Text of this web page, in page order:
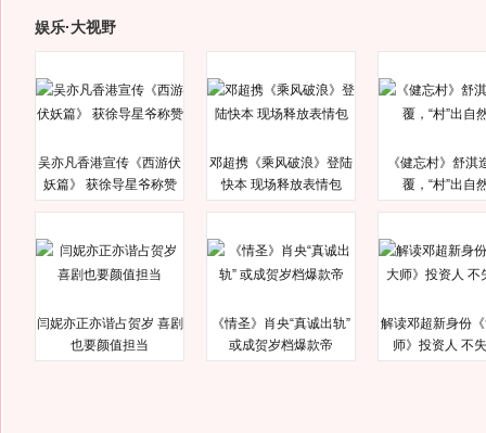
娱乐·大视野
吴亦凡香港宣传《西游伏
妖篇》 获徐导星爷称赞
邓超携《乘风破浪》登陆
快本 现场释放表情包
《健忘村》舒淇
覆，“村”出自
闫妮亦正亦谐占贺岁 喜剧
也要颜值担当
《情圣》肖央“真诚出轨”
或成贺岁档爆款帝
解读邓超新身份
师》投资人 不